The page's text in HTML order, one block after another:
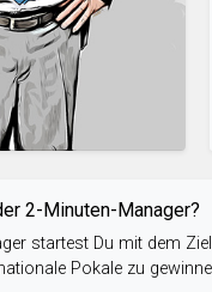
2-Minuten-Manager?
startest Du mit dem
Pokale zu